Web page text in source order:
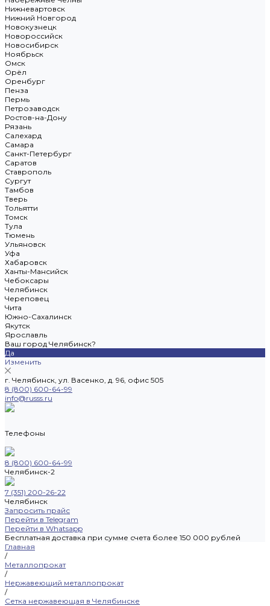
Нижневартовск
Нижний Новгород
Новокузнецк
Новороссийск
Новосибирск
Ноябрьск
Омск
Орёл
Оренбург
Пенза
Пермь
Петрозаводск
Ростов-на-Дону
Рязань
Салехард
Самара
Санкт-Петербург
Саратов
Ставрополь
Сургут
Тамбов
Тверь
Тольятти
Томск
Тула
Тюмень
Ульяновск
Уфа
Хабаровск
Ханты-Мансийск
Чебоксары
Челябинск
Череповец
Чита
Южно-Сахалинск
Якутск
Ярославль
Ваш город Челябинск?
Да
Изменить
г. Челябинск, ул. Васенко, д. 96, офис 505
8 (800) 600-64-99
info@russs.ru
Телефоны
8 (800) 600-64-99
Челябинск-2
7 (351) 200-26-22
Челябинск
Запросить прайс
Перейти в Telegram
Перейти в Whatsapp
Бесплатная доставка при сумме счета более 150 000 рублей
Главная
/
Металлопрокат
/
Нержавеющий металлопрокат
/
Сетка нержавеющая в Челябинске